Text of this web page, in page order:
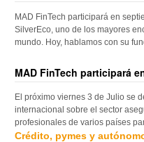
MAD FinTech participará en
SilverEco, uno de los mayores
mundo. Hoy, hablamos con su
MAD FinTech participará
El próximo viernes 3 de Julio se
internacional sobre el sector
profesionales de varios países
Crédito, pymes y